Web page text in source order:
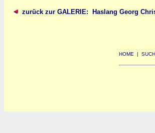
zurück zur GALERIE: Haslang Georg
HOME |